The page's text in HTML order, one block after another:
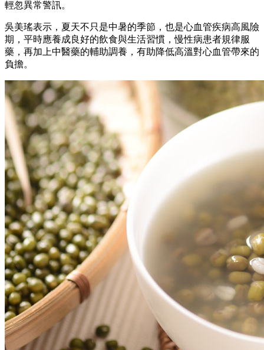
輕忽異常警訊。
吳美瑤表示，夏天不只是中暑的季節，也是心血管疾病高風險
期，平時應養成良好的飲食與生活習慣，慢性病患者規律服
藥，再加上中醫藥的輔助調養，有助降低高溫對心血管帶來的
負擔。